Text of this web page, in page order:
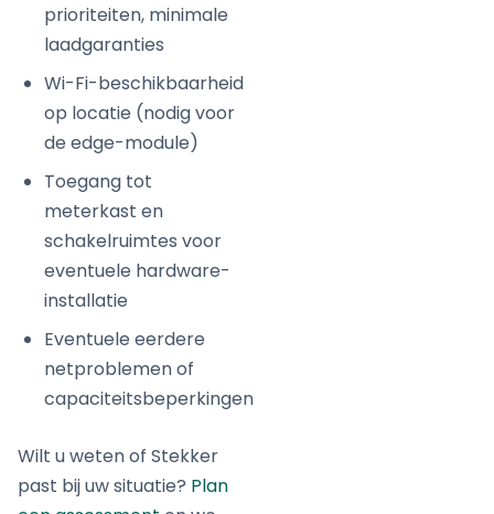
prioriteiten, minimale
laadgaranties
Wi-Fi-beschikbaarheid
op locatie (nodig voor
de edge-module)
Toegang tot
meterkast en
schakelruimtes voor
eventuele hardware-
installatie
Eventuele eerdere
netproblemen of
capaciteitsbeperkingen
Wilt u weten of Stekker
past bij uw situatie? Plan